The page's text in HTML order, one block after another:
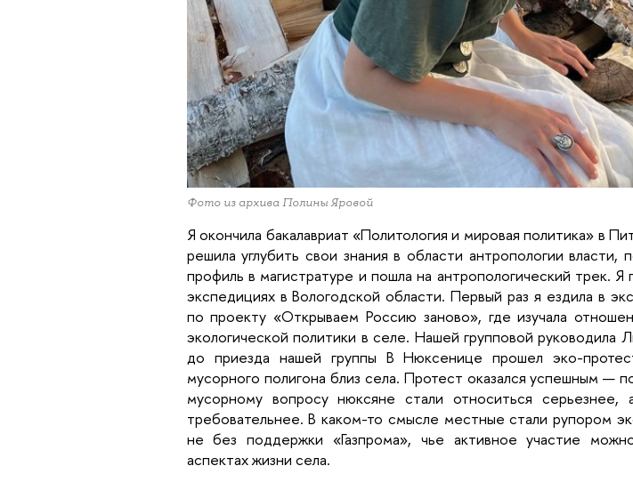
Фото из архива Полины Яровой
Я окончила бакалавриат «Политология и мировая политика» в
решила углубить свои знания в области антропологии власти,
профиль в магистратуре и пошла на антропологический трек. Я
экспедициях в Вологодской области. Первый раз я ездила в
по проекту «Открываем Россию заново», где изучала
экологической политики в селе. Нашей групповой руководила
до приезда нашей группы В Нюксенице прошел эко-
мусорного полигона близ села. Протест оказался успешным —
мусорному вопросу нюксяне стали относиться
требовательнее. В каком-то смысле местные стали рупором
не без поддержки «Газпрома», чье активное участие
аспектах жизни села.